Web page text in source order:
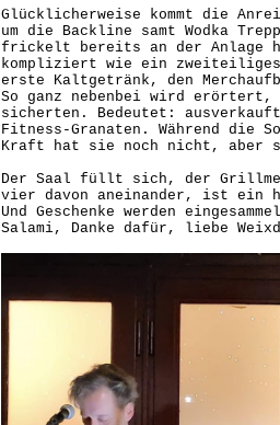
Glücklicherweise kommt die
um die Backline samt Wodka
frickelt bereits an der Anlage
kompliziert wie ein zweiteiliges
erste Kaltgetränk, den
So ganz nebenbei wird erörtert,
sicherten. Bedeutet:
Fitness-Granaten. Während die
Kraft hat sie noch nicht, aber
Der Saal füllt sich, der
vier davon aneinander, ist ein
Und Geschenke werden
Salami, Danke dafür, liebe